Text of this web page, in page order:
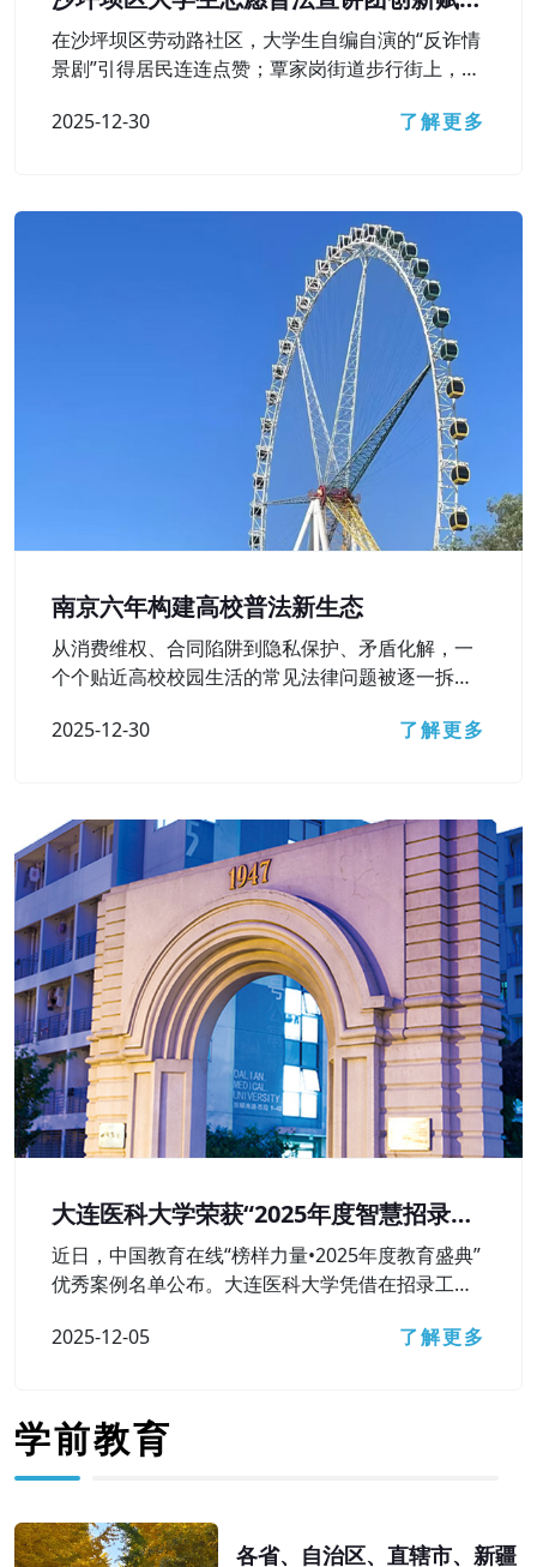
基层普法之路
在沙坪坝区劳动路社区，大学生自编自演的“反诈情
景剧”引得居民连连点赞；覃家岗街道步行街上，一
弄懂了遗嘱效力、高空抛物责任等法律知识
2025-12-30 了解更多
南京六年构建高校普法新生态
从消费维权、合同陷阱到隐私保护、矛盾化解，一
个个贴近高校校园生活的常见法律问题被逐一拆
进高校”活动之“‘检’爱青春 ‘宁’护未来”主题直播访谈
2025-12-30 了解更多
大连医科大学荣获“2025年度智慧招录卓
越本科高校”奖
近日，中国教育在线“榜样力量•2025年度教育盛典”
优秀案例名单公布。大连医科大学凭借在招录工作
果，获评“2025年度智慧招录卓越本科高校”荣誉称
2025-12-05 了解更多
学前教育
各省、自治区、直辖市、新疆